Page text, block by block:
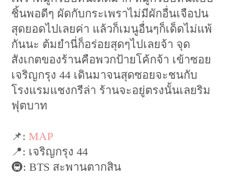
ชิ้นพอดีๆ ผัดกับกระเพราไม่มีผักอื่นเจือปน
สุดยอดไปเลยค่า แล้วก็เมนูอื่นๆก็เด็ดไม่แพ้
กันนะ ต้มยำนี่ก็อร่อยสุดๆไปเลยจ้า จุด
สังเกตของร้านคือพวกป้ายโค้กจ้า เข้าซอย
เจริญกรุง 44 เดินมาจนสุดซอยจะชนกับ
โรงแรมแชงกรีล่า ร้านจะอยู่ตรงนั้นเลยริม
ฟุตบาท
📌:MAP
📍: เจริญกรุง 44
🚇: BTS สะพานตากสิน